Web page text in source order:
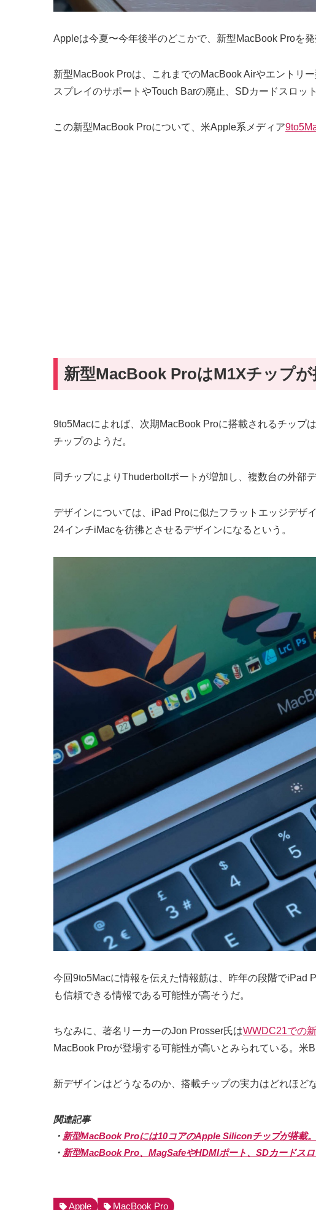
Appleは今夏〜今年後半のどこかで、新型MacBook Proを発
新型MacBook Proは、これまでのMacBook Airやエントリ
スプレイのサポートやTouch Barの廃止、SDカードスロッ
この新型MacBook Proについて、米Apple系メディア
新型MacBook ProはM1Xチップ
9to5Macによれば、次期MacBook Proに搭載されるチップ
チップのようだ。
同チップによりThuderboltポートが増加し、複数台の外部
デザインについては、iPad Proに似たフラットエッジデザ
24インチiMacを彷彿とさせるデザインになるという。
今回9to5Macに情報を伝えた情報筋は、昨年の段階でiPad
も信頼できる情報である可能性が高そうだ。
ちなみに、著名リーカーのJon Prosser氏はWWDC21での
MacBook Proが登場する可能性が高いとみられている。米
新デザインはどうなるのか、搭載チップの実力はどれほど
関連記事
・ 新型MacBook Proには10コアのApple Siliconチップが搭載
・ 新型MacBook Pro、MagSafeやHDMIポート、SDカードス
Apple MacBook Pro